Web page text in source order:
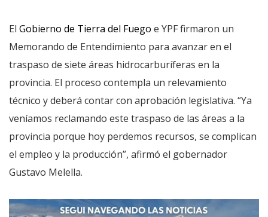
El Gobierno de Tierra del Fuego e YPF firmaron un
Memorando de Entendimiento para avanzar en el
traspaso de siete áreas hidrocarburíferas en la
provincia. El proceso contempla un relevamiento
técnico y deberá contar con aprobación legislativa. “Ya
veníamos reclamando este traspaso de las áreas a la
provincia porque hoy perdemos recursos, se complican
el empleo y la producción”, afirmó el gobernador
Gustavo Melella.